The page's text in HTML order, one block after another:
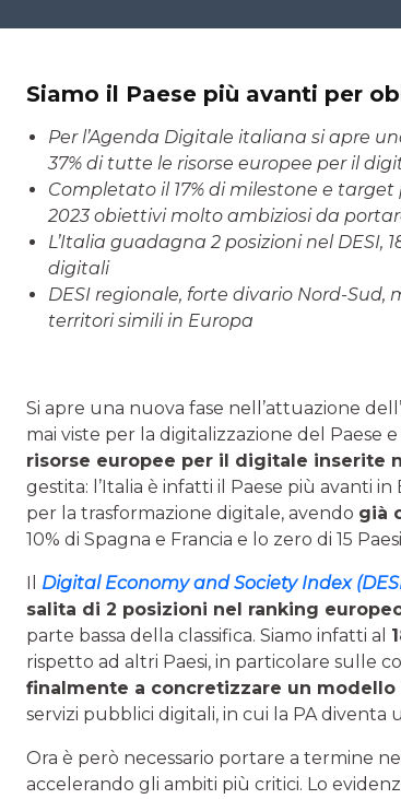
Siamo il Paese più avanti per
Per l’Agenda Digitale italiana si apre
37% di tutte le risorse europee per il
Completato il 17% di milestone e
2023 obiettivi molto ambiziosi da
L’Italia guadagna 2 posizioni nel
digitali
DESI regionale, forte divario Nord-
territori simili in Europa
Si apre una nuova fase nell’attuazione dell’
mai viste per la digitalizzazione del Paese
risorse europee per il digitale inserite
gestita: l’Italia è infatti il Paese più avanti
per la trasformazione digitale, avendo già
10% di Spagna e Francia e lo zero di 15
Il Digital Economy and Society Index
salita di 2 posizioni nel ranking
parte bassa della classifica. Siamo infatti al
rispetto ad altri Paesi, in particolare sulle
finalmente a concretizzare un modello
servizi pubblici digitali, in cui la PA diventa
Ora è però necessario portare a termine
accelerando gli ambiti più critici. Lo